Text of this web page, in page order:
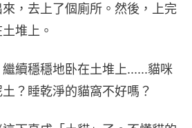
，去上了個廁所。然後，上完
堆上。
續穩穩地卧在土堆上......貓咪
？睡乾淨的貓窩不好嗎？